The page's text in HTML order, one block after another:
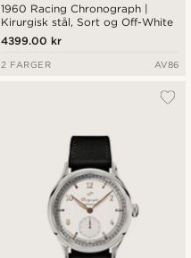
1960 Racing Chronograph |
Kirurgisk stål, Sort og Off-White
4399.00 kr
2 FARGER AV86